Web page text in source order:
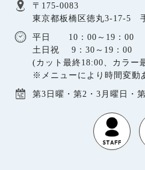
〒175-0083
東京都板橋区徳丸3-17-5
平日 10：00～19：00
土日祝 9：30～19：00
(カット最終18:00、カラー
※メニューにより時間変動
第3日曜・第2・3月曜日・